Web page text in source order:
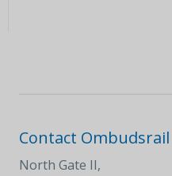
Contact Ombudsrail
North Gate II,